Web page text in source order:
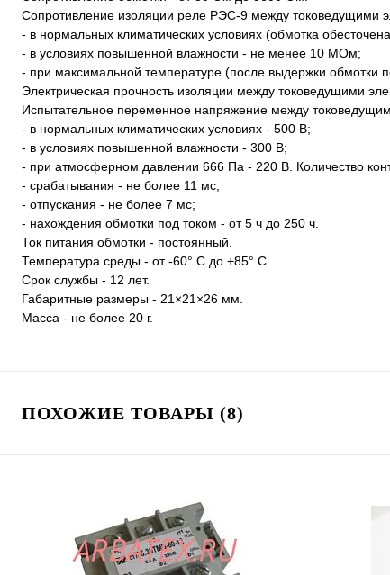
Сопротивление изоляции реле РЭС-9 между токоведущими
- в нормальных климатических условиях (обмотка
- в условиях повышенной влажности - не менее 10 МОм;
- при максимальной температуре (после выдержки
Электрическая прочность изоляции между токоведущими
Испытательное переменное напряжение между
- в нормальных климатических условиях - 500 В;
- в условиях повышенной влажности - 300 В;
- при атмосферном давлении 666 Па - 220 В. Количество
- срабатывания - не более 11 мс;
- отпускания - не более 7 мс;
- нахождения обмотки под током - от 5 ч до 250 ч.
Ток питания обмотки - постоянный.
Температура среды - от -60° С до +85° С.
Срок службы - 12 лет.
Габаритные размеры - 21×21×26 мм.
Масса - не более 20 г.
ПОХОЖИЕ ТОВАРЫ (8)